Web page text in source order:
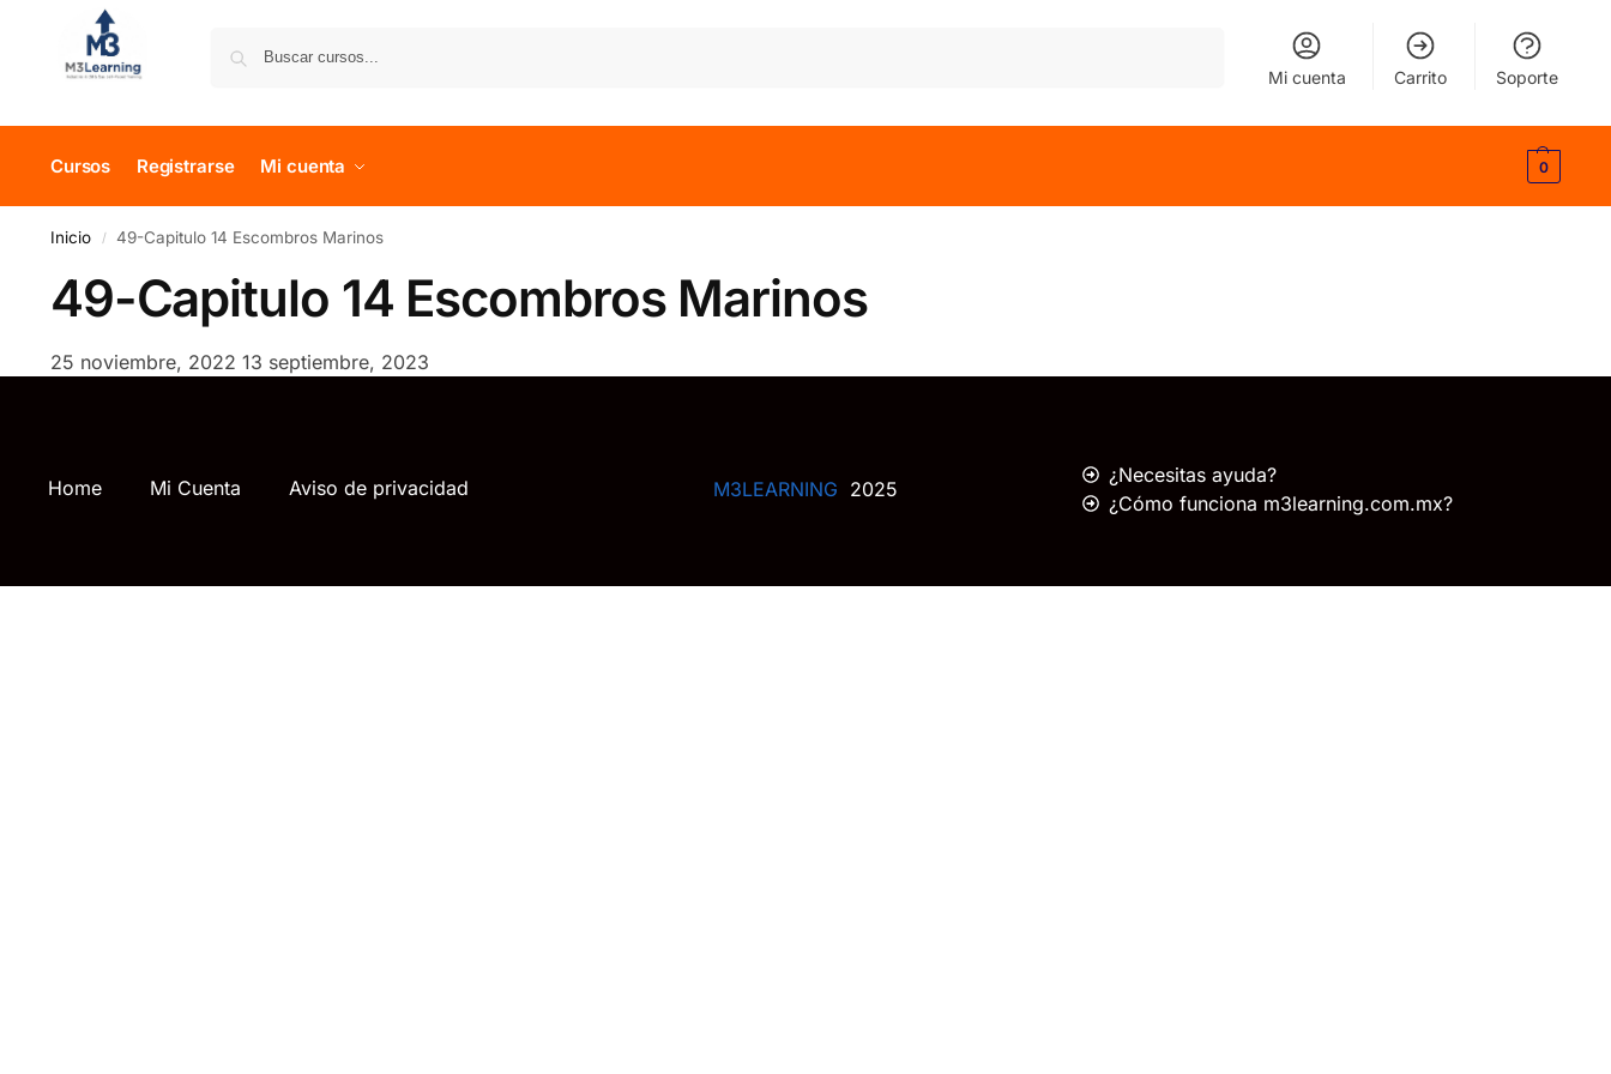
Mi cuenta Carrito Soporte
Cursos Registrarse Mi cuenta 0
Inicio / 49-Capitulo 14 Escombros Marinos
49-Capitulo 14 Escombros Marinos
25 noviembre, 2022 13 septiembre, 2023
Home Mi Cuenta Aviso de privacidad M3LEARNING 2025
¿Necesitas ayuda?
¿Cómo funciona m3learning.com.mx?